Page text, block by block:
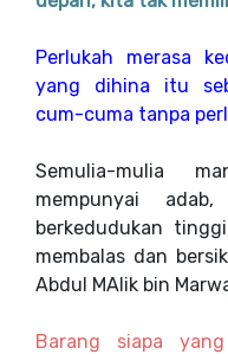
Perlukah merasa
yang dihina itu
cum-cuma tanpa
Semulia-mulia
mempunyai
berkedudukan
membalas dan
Abdul MAlik bin
Barang siapa